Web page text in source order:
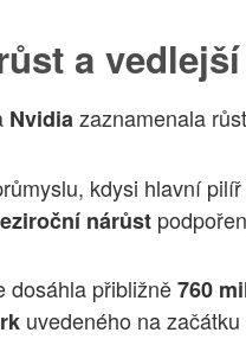
a
Nvidiazaznamenala
kdysi hlavní
nárůst
dosáhla přibližně760
uvedeného na začátku